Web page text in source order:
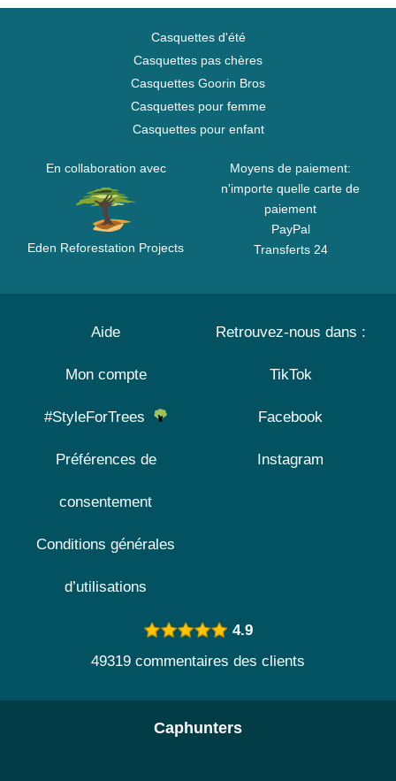
Casquettes d'été
Casquettes pas chères
Casquettes Goorin Bros
Casquettes pour femme
Casquettes pour enfant
En collaboration avec
Eden Reforestation Projects
Moyens de paiement:
n'importe quelle carte de
paiement
PayPal
Transferts 24
Aide
Mon compte
#StyleForTrees
Préférences de
consentement
Conditions générales
d’utilisations
Retrouvez-nous dans :
TikTok
Facebook
Instagram
4.9
49319 commentaires des clients
Caphunters